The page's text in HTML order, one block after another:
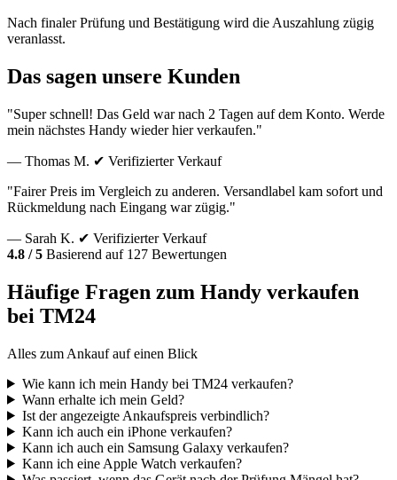
Nach finaler Prüfung und Bestätigung wird die Auszahlung zügig
veranlasst.
Das sagen unsere Kunden
"Super schnell! Das Geld war nach 2 Tagen auf dem Konto. Werde
mein nächstes Handy wieder hier verkaufen."
— Thomas M. ✔ Verifizierter Verkauf
"Fairer Preis im Vergleich zu anderen. Versandlabel kam sofort und
Rückmeldung nach Eingang war zügig."
— Sarah K. ✔ Verifizierter Verkauf
4.8 / 5 Basierend auf 127 Bewertungen
Häufige Fragen zum Handy verkaufen
bei TM24
Alles zum Ankauf auf einen Blick
Wie kann ich mein Handy bei TM24 verkaufen?
Wann erhalte ich mein Geld?
Ist der angezeigte Ankaufspreis verbindlich?
Kann ich auch ein iPhone verkaufen?
Kann ich auch ein Samsung Galaxy verkaufen?
Kann ich eine Apple Watch verkaufen?